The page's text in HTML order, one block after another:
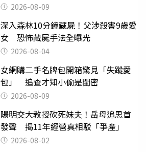
2026-08-09
深入森林10分鐘藏屍！父涉殺害9歲愛
女 恐怖藏屍手法全曝光
2026-08-04
女網購二手名牌包開箱驚見「失蹤愛
包」 追查才知小偷是閨密
2026-08-09
陽明交大教授砍死妹夫！岳母追思首
發聲 揭11年經營真相駁「爭產」
2026-08-02